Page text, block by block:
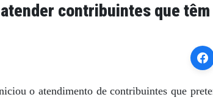
contribuintes que
o atendimento de contribuintes que